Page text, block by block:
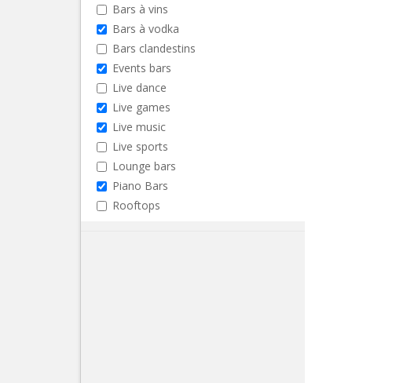
Bars à vins
Bars à vodka
Bars clandestins
Events bars
Live dance
Live games
Live music
Live sports
Lounge bars
Piano Bars
Rooftops